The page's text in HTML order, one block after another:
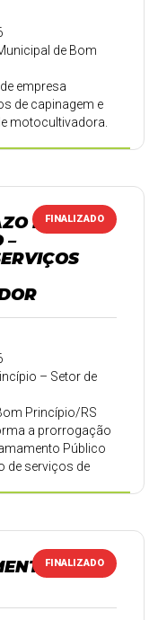
de Bom
empresa
de capinagem e
motocultivadora.
Administração
FINALIZADO
DO
–
– Setor de
Princípio/RS
a prorrogação
Público
de serviços de
de Protocolo
as
FINALIZADO
DE